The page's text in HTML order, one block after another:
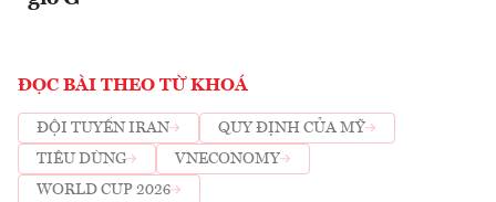
ĐỌC BÀI THEO TỪ KHOÁ
ĐỘI TUYỂN IRAN
QUY ĐỊNH CỦA MỸ
TIÊU DÙNG
VNECONOMY
WORLD CUP 2026